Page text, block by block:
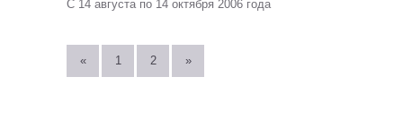
С 14 августа по 14 октября 2006 года
« 1 2 »